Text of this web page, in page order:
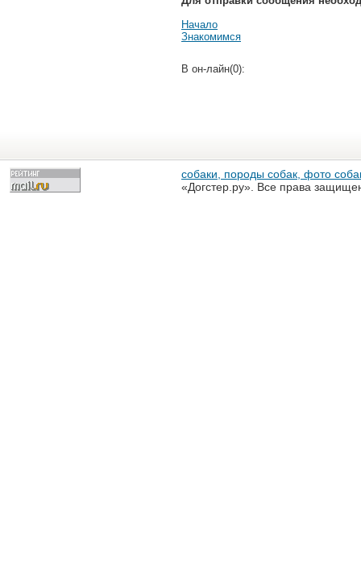
Начало
Знакомимся
В он-лайн(0):
собаки, породы собак, фото
«Догстер.ру». Все права